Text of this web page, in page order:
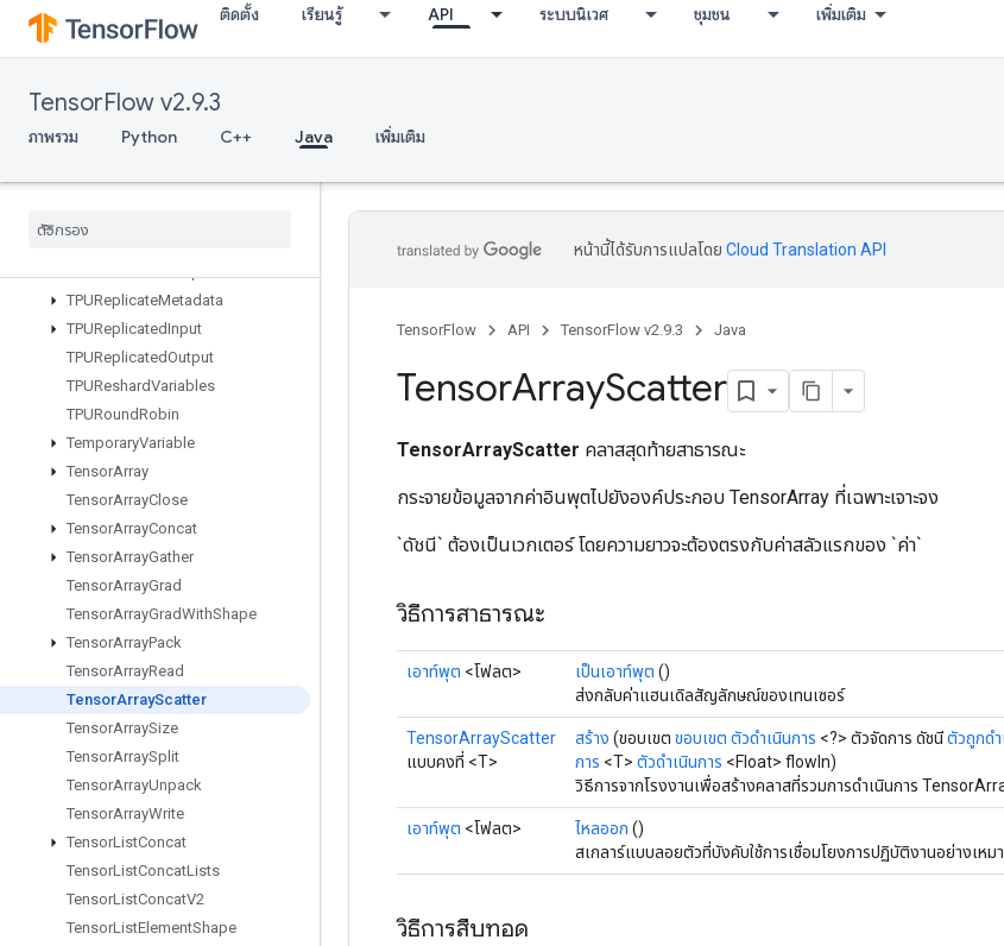
ติดตั้ง เรียนรู้ API ระบบนิเวศ ชุมชน เพิ่มเติม
TensorFlow v2.9.3
ภาพรวม Python C++ Java เพิ่มเติม
TPUCompilationResult
TPUCompileSucceededAssert
TPUExecute
TPUExecuteAndUpdateVariables
TPUPartitionedInput
TPUReplicateMetadata
TPUReplicatedInput
TPUReplicatedOutput
TPUReshardVariables
TPURoundRobin
TemporaryVariable
TensorArray
TensorArrayClose
TensorArrayConcat
TensorArrayGather
TensorArrayGrad
TensorArrayGradWithShape
TensorArrayPack
TensorArrayRead
TensorArrayScatter
TensorArraySize
TensorArraySplit
TensorArrayUnpack
TensorArrayWrite
TensorListConcat
TensorListConcatLists
TensorListConcatV2
TensorListElementShape
หน้านี้ได้รับการแปลโดย Cloud Translation API
TensorFlow API TensorFlow v2.9.3 Java
TensorArrayScatter
TensorArrayScatter คลาสสุดท้ายสาธารณะ
กระจายข้อมูลจากค่าอินพุตไปยังองค์ประกอบ TensorArray ที่เฉพาะเจาะจง
`ดัชนี` ต้องเป็นเวกเตอร์ โดยความยาวจะต้องตรงกับค่าสลัวแรกของ `ค่า`
วิธีการสาธารณะ
เอาท์พุต <โฟลต> เป็นเอาท์พุต ()
ส่งกลับค่าแฮนเดิลสัญลักษณ์ของเทนเซอร์
TensorArrayScatter
แบบคงที่ <T>
สร้าง (ขอบเขต ขอบเขต ตัวดำเนินการ <?> ตัวจัดการ ดัชนีตัวถูกดำ
การ <T> ตัวดำเนินการ <Float> flowIn)
วิธีการจากโรงงานเพื่อสร้างคลาสที่รวมการดำเนินการ
เอาท์พุต <โฟลต> ไหลออก ()
สเกลาร์แบบลอยตัวที่บังคับใช้การเชื่อมโยงการปฏิบัติงานอย่างเหม
วิธีการสืบทอด